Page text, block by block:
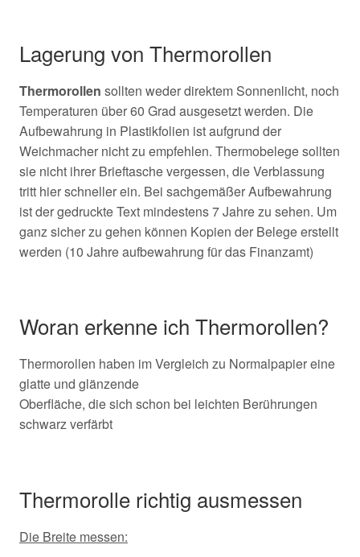
Lagerung von Thermorollen
Thermorollen sollten weder direktem Sonnenlicht, noch
Temperaturen über 60 Grad ausgesetzt werden. Die
Aufbewahrung in Plastikfolien ist aufgrund der
Weichmacher nicht zu empfehlen. Thermobelege sollten
sie nicht ihrer Brieftasche vergessen, die Verblassung
tritt hier schneller ein. Bei sachgemäßer Aufbewahrung
ist der gedruckte Text mindestens 7 Jahre zu sehen. Um
ganz sicher zu gehen können Kopien der Belege erstellt
werden (10 Jahre aufbewahrung für das Finanzamt)
Woran erkenne ich Thermorollen?
Thermorollen haben im Vergleich zu Normalpapier eine
glatte und glänzende
Oberfläche, die sich schon bei leichten Berührungen
schwarz verfärbt
Thermorolle richtig ausmessen
Die Breite messen: